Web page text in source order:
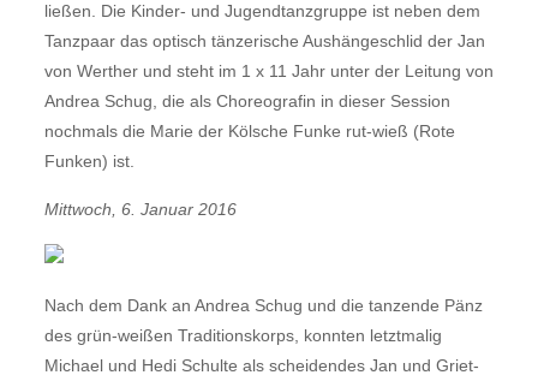
ließen. Die Kinder- und Jugendtanzgruppe ist neben dem
Tanzpaar das optisch tänzerische Aushängeschlid der Jan
von Werther und steht im 1 x 11 Jahr unter der Leitung von
Andrea Schug, die als Choreografin in dieser Session
nochmals die Marie der Kölsche Funke rut-wieß (Rote
Funken) ist.
Mittwoch, 6. Januar 2016
Nach dem Dank an Andrea Schug und die tanzende Pänz
des grün-weißen Traditionskorps, konnten letztmalig
Michael und Hedi Schulte als scheidendes Jan und Griet-